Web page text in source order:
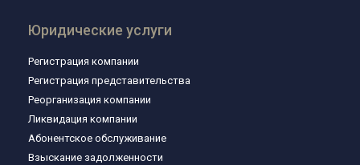
Юридические услуги
Регистрация компании
Регистрация представительства
Реорганизация компании
Ликвидация компании
Абонентское обслуживание
Взыскание задолженности